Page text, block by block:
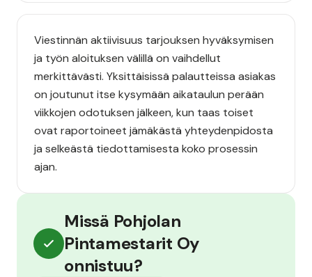
Viestinnän aktiivisuus tarjouksen hyväksymisen
ja työn aloituksen välillä on vaihdellut
merkittävästi. Yksittäisissä palautteissa asiakas
on joutunut itse kysymään aikataulun perään
viikkojen odotuksen jälkeen, kun taas toiset
ovat raportoineet jämäkästä yhteydenpidosta
ja selkeästä tiedottamisesta koko prosessin
ajan.
Missä Pohjolan
Pintamestarit Oy
onnistuu?